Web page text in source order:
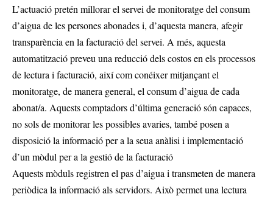
L’actuació pretén millorar el servei de monitoratge del consum
d’aigua de les persones abonades i, d’aquesta manera, afegir
transparència en la facturació del servei. A més, aquesta
automatització preveu una reducció dels costos en els processos
de lectura i facturació, així com conéixer mitjançant el
monitoratge, de manera general, el consum d’aigua de cada
abonat/a. Aquests comptadors d’última generació són capaces,
no sols de monitorar les possibles avaries, també posen a
disposició la informació per a la seua anàlisi i implementació
d’un mòdul per a la gestió de la facturació
Aquests mòduls registren el pas d’aigua i transmeten de manera
periòdica la informació als servidors. Això permet una lectura